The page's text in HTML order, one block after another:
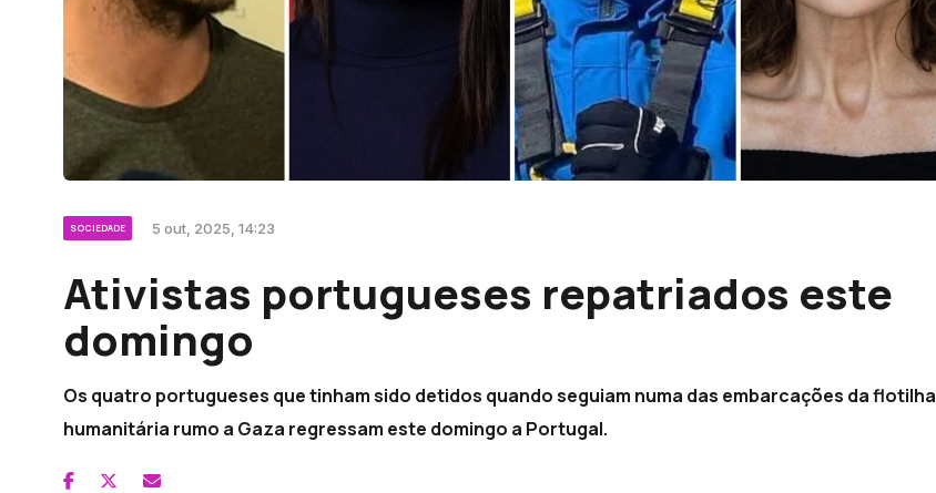
SOCIEDADE 5 out, 2025, 14:23
Ativistas portugueses repatriados este
domingo
Os quatro portugueses que tinham sido detidos quando seguiam numa das embarcações da flotilha
humanitária rumo a Gaza regressam este domingo a Portugal.